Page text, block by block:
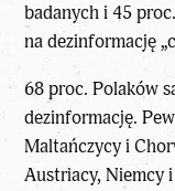
badanych i 45
na dezinformację
68 proc. Polaków
dezinformację.
Maltańczycy i
Austriacy, Niemcy i